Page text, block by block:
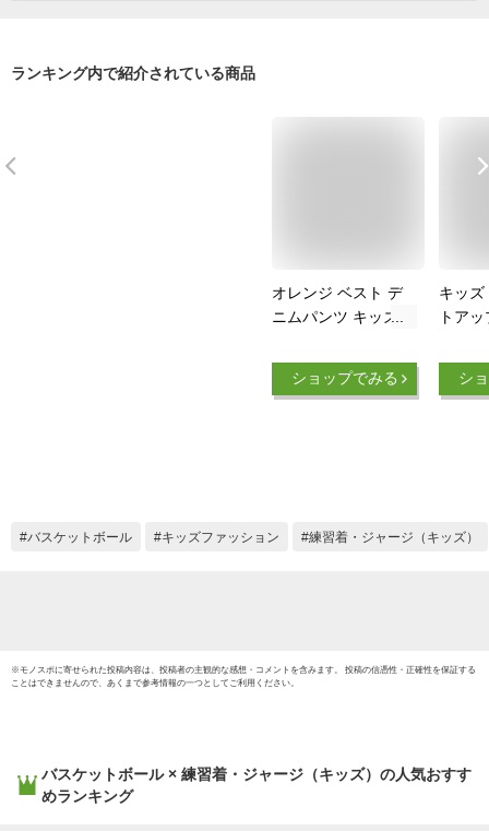
ランキング内で紹介されている商品
オレンジ ベスト デ
ニムパンツ キッズダ
プ 長袖tシャツ ゆっ
たり ダンスパンツ
発表会 おしゃれ 応
ショップでみる
キッズ
トア
パンツ
の子
春夏
シ
バスケットボール キッズファッション 練習着・ジャージ（キッズ）
※モノスポに寄せられた投稿内容は、投稿者の主観的な感想・コメントを含みます。 投稿の信憑性・正確性を保証する
ことはできませんので、あくまで参考情報の一つとしてご利用ください。
バスケットボール × 練習着・ジャージ（キッズ） の人気おすす
めランキング